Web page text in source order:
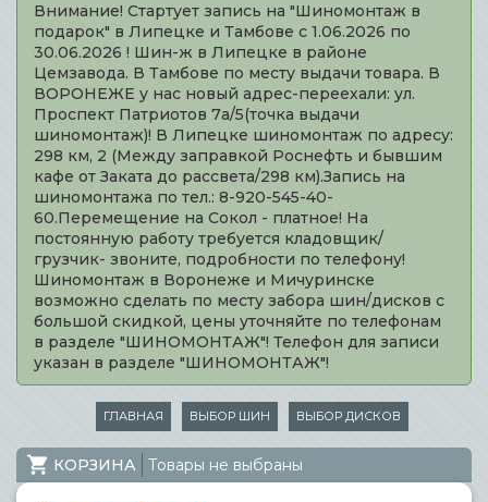
Внимание! Стартует запись на "Шиномонтаж в
подарок" в Липецке и Тамбове с 1.06.2026 по
30.06.2026 ! Шин-ж в Липецке в районе
Цемзавода. В Тамбове по месту выдачи товара. В
ВОРОНЕЖЕ у нас новый адрес-переехали: ул.
Проспект Патриотов 7а/5(точка выдачи
шиномонтаж)! В Липецке шиномонтаж по адресу:
298 км, 2 (Между заправкой Роснефть и бывшим
кафе от Заката до рассвета/298 км).Запись на
шиномонтажа по тел.: 8-920-545-40-
60.Перемещение на Сокол - платное! На
постоянную работу требуется кладовщик/
грузчик- звоните, подробности по телефону!
Шиномонтаж в Воронеже и Мичуринске
возможно сделать по месту забора шин/дисков с
большой скидкой, цены уточняйте по телефонам
в разделе "ШИНОМОНТАЖ"! Телефон для записи
указан в разделе "ШИНОМОНТАЖ"!
ГЛАВНАЯ ВЫБОР ШИН ВЫБОР ДИСКОВ
КОРЗИНА Товары не выбраны